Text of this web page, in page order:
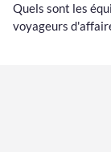
Quels sont les
voyageurs